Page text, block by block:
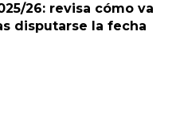
26: revisa cómo va
disputarse la fecha